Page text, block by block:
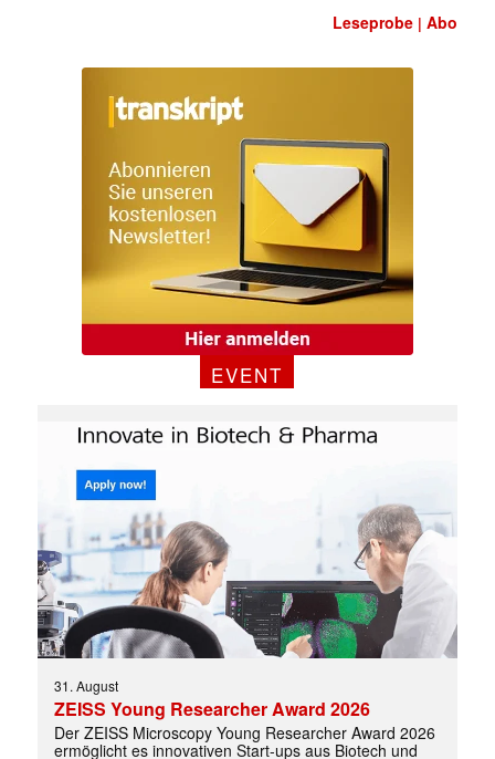
Leseprobe |Abo
EVENT
31. August
ZEISS Young Researcher Award 2026
Der ZEISS Microscopy Young Researcher Award 2026
ermöglicht es innovativen Start-ups aus Biotech und